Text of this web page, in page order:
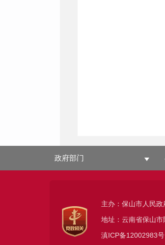
政府部门
主办：保山市人民
地址：云南省保山
滇ICP备12002983号